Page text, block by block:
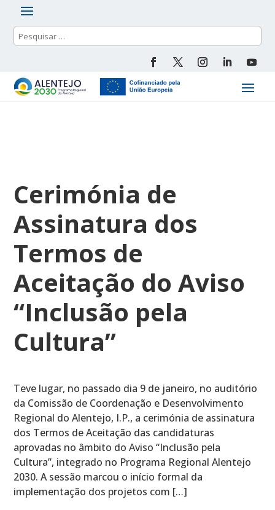
Cerimónia de
Assinatura dos
Termos de
Aceitação do Aviso
“Inclusão pela
Cultura”
Teve lugar, no passado dia 9 de janeiro, no auditório
da Comissão de Coordenação e Desenvolvimento
Regional do Alentejo, I.P., a cerimónia de assinatura
dos Termos de Aceitação das candidaturas
aprovadas no âmbito do Aviso “Inclusão pela
Cultura”, integrado no Programa Regional Alentejo
2030. A sessão marcou o início formal da
implementação dos projetos com […]